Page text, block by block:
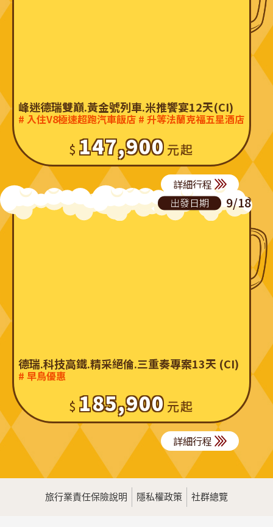
峰迷德瑞雙巔.黃金號列車.米推饗宴12天(CI)
# 入住V8極速超跑汽車飯店 # 升等法蘭克福五星酒店
147,900
詳細行程
德瑞.科技高鐵.精采絕倫.三重奏專案13天 (CI)
# 早鳥優惠
185,900
詳細行程
出發日期 9/18
旅行業責任保險說明 隱私權政策 社群總覽